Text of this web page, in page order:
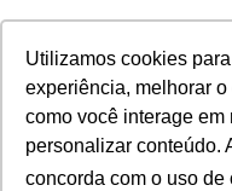
Utilizamos cookies
experiência, melhorar
como você interage em
personalizar conteúdo.
concorda com o uso de